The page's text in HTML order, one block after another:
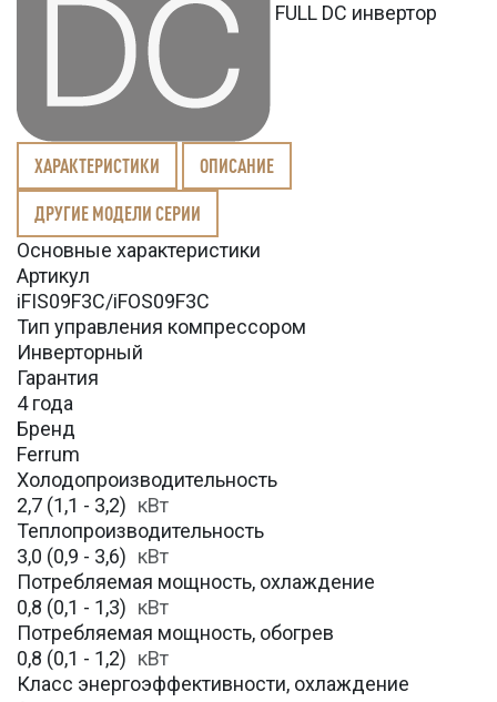
FULL DC инвертор
ХАРАКТЕРИСТИКИ ОПИСАНИЕ
ДРУГИЕ МОДЕЛИ СЕРИИ
Основные характеристики
Артикул
iFIS09F3C/iFOS09F3C
Тип управления компрессором
Инверторный
Гарантия
4 года
Бренд
Ferrum
Холодопроизводительность
2,7 (1,1 - 3,2) кВт
Теплопроизводительность
3,0 (0,9 - 3,6) кВт
Потребляемая мощность, охлаждение
0,8 (0,1 - 1,3) кВт
Потребляемая мощность, обогрев
0,8 (0,1 - 1,2) кВт
Класс энергоэффективности, охлаждение